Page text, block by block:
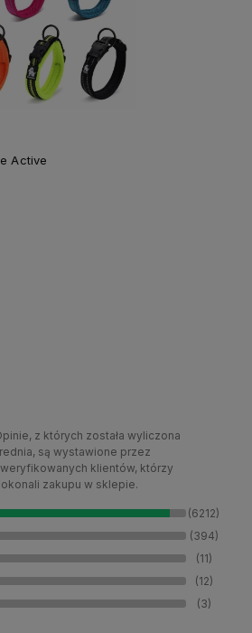
Active
z których została wyliczona
są wystawione przez
klientów, którzy
zakupu w sklepie.
(6212)
(394)
(11)
(12)
(3)